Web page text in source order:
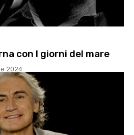
con I giorni del mare
2024